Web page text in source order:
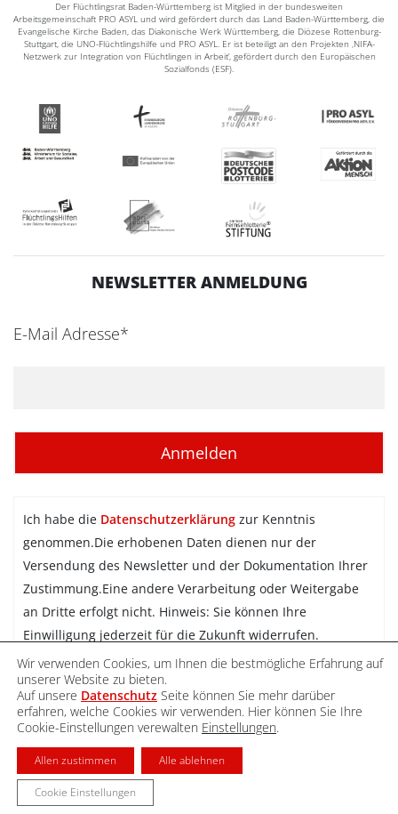
Der Flüchtlingsrat Baden-Württemberg ist Mitglied in der bundesweiten
Arbeitsgemeinschaft PRO ASYL und wird gefördert durch das Land Baden-Württemberg, die
Evangelische Kirche Baden, das Diakonische Werk Württemberg, die Diözese Rottenburg-
Stuttgart, die UNO-Flüchtlingshilfe und PRO ASYL. Er ist beteiligt an den Projekten ‚NIFA-
Netzwerk zur Integration von Flüchtlingen in Arbeit‘, gefördert durch den Europäischen
Sozialfonds (ESF).
NEWSLETTER ANMELDUNG
E-Mail Adresse*
Ich habe die Datenschutzerklärung zur Kenntnis
genommen.Die erhobenen Daten dienen nur der
Versendung des Newsletter und der Dokumentation Ihrer
Zustimmung.Eine andere Verarbeitung oder Weitergabe
an Dritte erfolgt nicht. Hinweis: Sie können Ihre
Einwilligung jederzeit für die Zukunft widerrufen.
Newsletter abonnieren
DATENSCHUTZ IMPRESSUM
Wir verwenden Cookies, um Ihnen die bestmögliche Erfahrung auf
unserer Website zu bieten.
Auf unsere Datenschutz Seite können Sie mehr darüber
erfahren, welche Cookies wir verwenden. Hier können Sie Ihre
Cookie-Einstellungen verewalten Einstellungen.
Allen zustimmen Alle ablehnen
Cookie Einstellungen